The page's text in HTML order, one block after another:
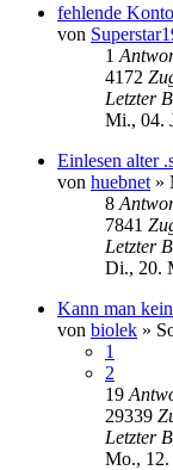
fehlende
von
1
4172
Letzter
Mi., 04.
Einlesen alter
von huebnet »
8
7841
Letzter
Di., 20.
Kann man
von biolek »
1
2
19
29339
Letzter
Mo.,